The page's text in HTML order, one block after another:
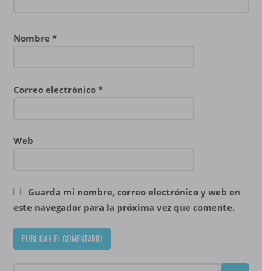
Nombre *
Correo electrónico *
Web
Guarda mi nombre, correo electrónico y web en
este navegador para la próxima vez que comente.